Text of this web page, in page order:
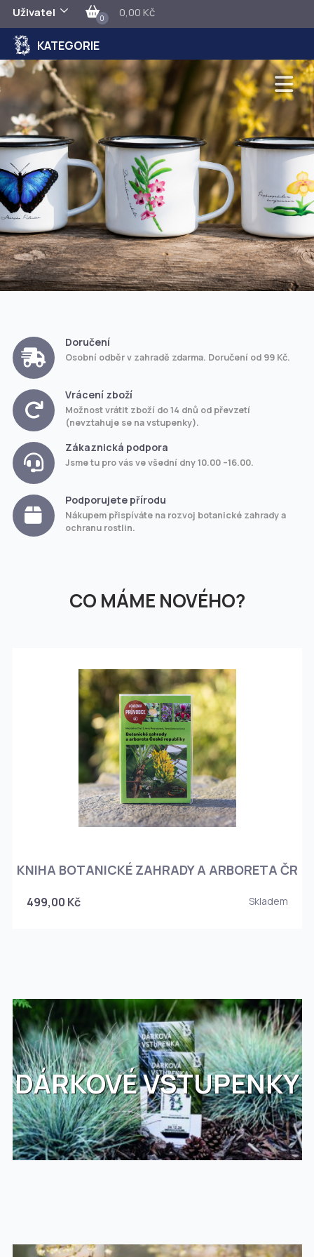
Uživatel 0 0,00 Kč
KATEGORIE
Doručení
Osobní odběr v zahradě zdarma. Doručení od 99 Kč.
Vrácení zboží
Možnost vrátit zboží do 14 dnů od převzetí
(nevztahuje se na vstupenky).
Zákaznická podpora
Jsme tu pro vás ve všední dny 10.00 –16.00.
Podporujete přírodu
Nákupem přispíváte na rozvoj botanické zahrady a
ochranu rostlin.
CO MÁME NOVÉHO?
KNIHA BOTANICKÉ ZAHRADY A ARBORETA ČR
499,00 Kč Skladem
DÁRKOVÉ VSTUPENKY